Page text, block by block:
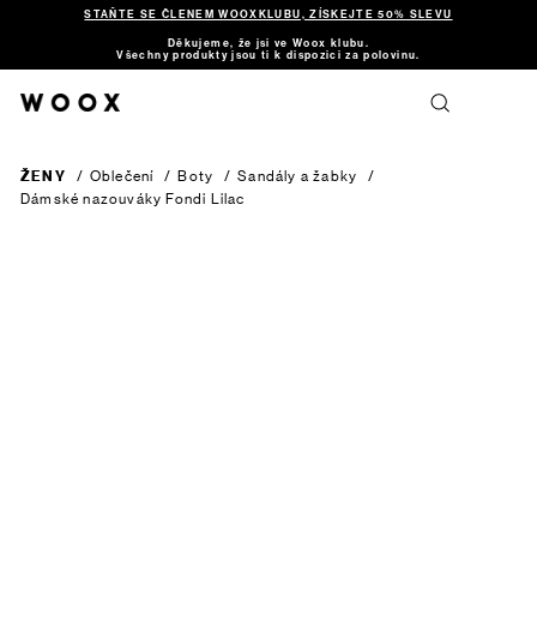
STAŇTE SE ČLENEM WOOXKLUBU, ZÍSKEJTE 50% SLEVU
Děkujeme, že jsi ve Woox klubu.
Všechny produkty jsou ti k dispozici za polovinu.
ŽENY / Oblečení / Boty / Sandály a žabky
/
Dámské nazouváky Fondi Lilac